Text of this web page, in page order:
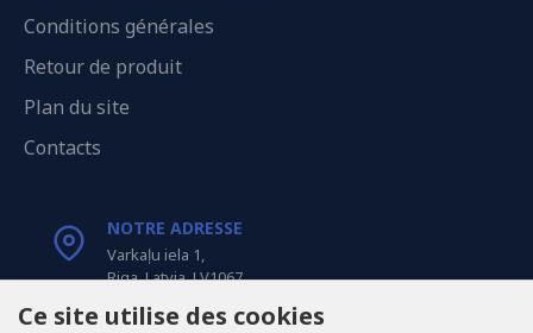
Conditions générales
Retour de produit
Plan du site
Contacts
NOTRE ADRESSE
Varkaļu iela 1,
Riga, Latvia, LV1067
Ce site utilise des cookies